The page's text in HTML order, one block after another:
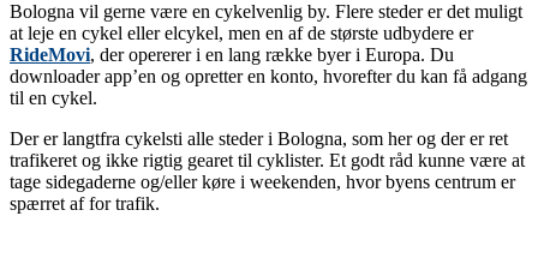
Bologna vil gerne være en cykelvenlig by. Flere steder er det muligt
at leje en cykel eller elcykel, men en af de største udbydere er
RideMovi, der opererer i en lang række byer i Europa. Du
downloader app’en og opretter en konto, hvorefter du kan få adgang
til en cykel.
Der er langtfra cykelsti alle steder i Bologna, som her og der er ret
trafikeret og ikke rigtig gearet til cyklister. Et godt råd kunne være at
tage sidegaderne og/eller køre i weekenden, hvor byens centrum er
spærret af for trafik.